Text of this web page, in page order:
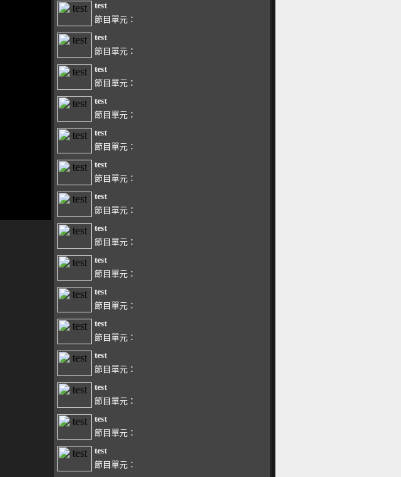
test
節目單元：
test
節目單元：
test
節目單元：
test
節目單元：
test
節目單元：
test
節目單元：
test
節目單元：
test
節目單元：
test
節目單元：
test
節目單元：
test
節目單元：
test
節目單元：
test
節目單元：
test
節目單元：
test
節目單元：